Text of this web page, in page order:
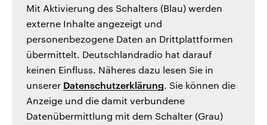
Mit Aktivierung des Schalters (Blau) werden
externe Inhalte angezeigt und
personenbezogene Daten an Drittplattformen
übermittelt. Deutschlandradio hat darauf
keinen Einfluss. Näheres dazu lesen Sie in
unserer Datenschutzerklärung. Sie können die
Anzeige und die damit verbundene
Datenübermittlung mit dem Schalter (Grau)